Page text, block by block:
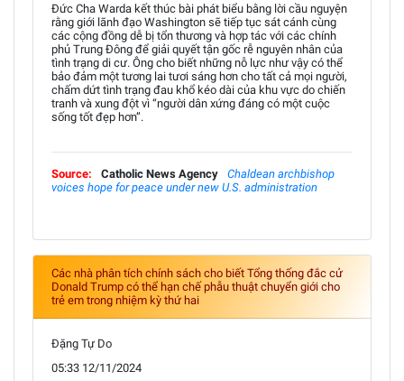
Đức Cha Warda kết thúc bài phát biểu bằng lời cầu nguyện
rằng giới lãnh đạo Washington sẽ tiếp tục sát cánh cùng
các cộng đồng dễ bị tổn thương và hợp tác với các chính
phủ Trung Đông để giải quyết tận gốc rễ nguyên nhân của
tình trạng di cư. Ông cho biết những nỗ lực như vậy có thể
bảo đảm một tương lai tươi sáng hơn cho tất cả mọi người,
chấm dứt tình trạng đau khổ kéo dài của khu vực do chiến
tranh và xung đột vì “người dân xứng đáng có một cuộc
sống tốt đẹp hơn”.
Source: Catholic News Agency
Chaldean archbishop
voices hope for peace under new U.S. administration
Các nhà phân tích chính sách cho biết Tổng thống đắc cử
Donald Trump có thể hạn chế phẫu thuật chuyển giới cho
trẻ em trong nhiệm kỳ thứ hai
Đặng Tự Do
05:33 12/11/2024